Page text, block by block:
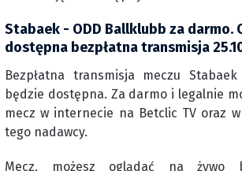
Stabaek - ODD Ballklubb za darmo.
dostępna bezpłatna transmisja
Bezpłatna transmisja meczu
będzie dostępna. Za darmo i legalnie
mecz w internecie na Betclic TV oraz
tego nadawcy.
Mecz, możesz oglądać na żywo